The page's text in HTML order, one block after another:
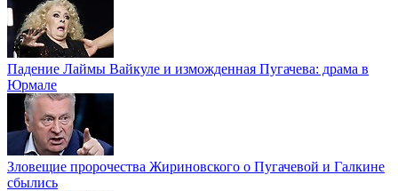
Падение Лаймы Вайкуле и изможденная Пугачева: драма в
Юрмале
Зловещие пророчества Жириновского о Пугачевой и Галкине
сбылись